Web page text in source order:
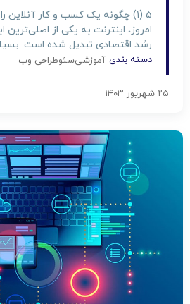
۵ (۱) چگونه یک کسب و کار آنلاین
امروز، اینترنت به یکی از اصلی‌ترین
رشد اقتصادی تبدیل شده است. بسیاری
کسب و کار آنلاین بهره‌مند شده و
دسته بندی آموزشیسئوطراحی وب
۲۵ شهریور ۱۴۰۳